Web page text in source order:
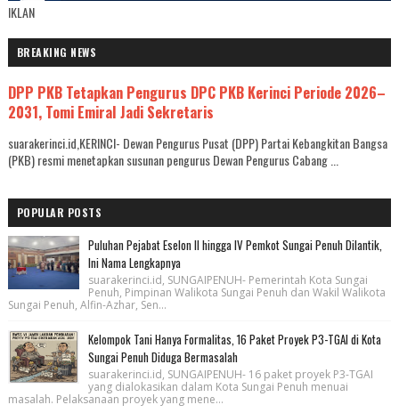
IKLAN
BREAKING NEWS
DPP PKB Tetapkan Pengurus DPC PKB Kerinci Periode 2026–
2031, Tomi Emiral Jadi Sekretaris
suarakerinci.id,KERINCI- Dewan Pengurus Pusat (DPP) Partai Kebangkitan Bangsa
(PKB) resmi menetapkan susunan pengurus Dewan Pengurus Cabang ...
POPULAR POSTS
Puluhan Pejabat Eselon II hingga IV Pemkot Sungai Penuh Dilantik,
Ini Nama Lengkapnya
suarakerinci.id, SUNGAIPENUH- Pemerintah Kota Sungai
Penuh, Pimpinan Walikota Sungai Penuh dan Wakil Walikota
Sungai Penuh, Alfin-Azhar, Sen...
Kelompok Tani Hanya Formalitas, 16 Paket Proyek P3-TGAI di Kota
Sungai Penuh Diduga Bermasalah
suarakerinci.id, SUNGAIPENUH- 16 paket proyek P3-TGAI
yang dialokasikan dalam Kota Sungai Penuh menuai
masalah. Pelaksanaan proyek yang mene...